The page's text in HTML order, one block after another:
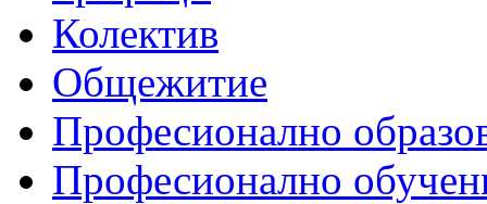
Колектив
Общежитие
Професионално
Професионално